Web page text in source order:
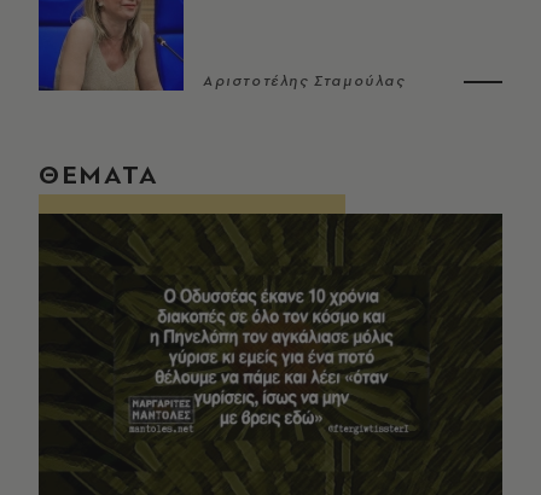
Αριστοτέλης Σταμούλας
ΘΕΜΑΤΑ